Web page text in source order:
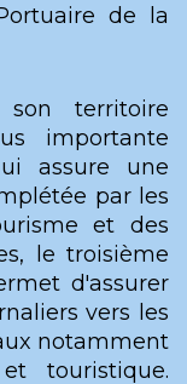
de la
territoire
importante
assure une
par les
et des
le troisième
d'assurer
vers les
notamment
touristique.